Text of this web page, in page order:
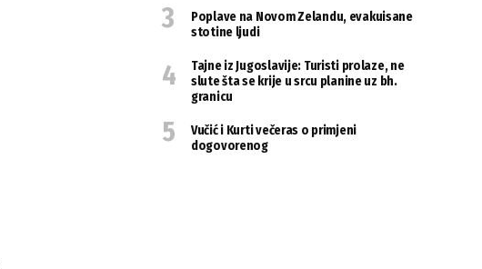
Poplave na Novom Zelandu, evakuisane
stotine ljudi
Tajne iz Jugoslavije: Turisti prolaze, ne
slute šta se krije u srcu planine uz bh.
granicu
Vučić i Kurti večeras o primjeni
dogovorenog